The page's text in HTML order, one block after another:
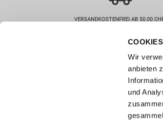
Wir
anbieten
und
VERSANDKOSTENFREI AB 50.00
Wie können wir helfen?